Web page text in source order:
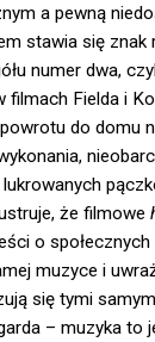
a pewną
stawia się znak
numer dwa,
filmach Fielda i
do domu
że filmowe
o społecznych
muzyce i
się tymi
– muzyka to